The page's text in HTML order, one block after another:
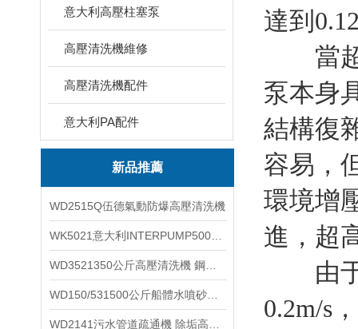
意大利高壓柱塞泵
高壓清洗機維修
高壓清洗機配件
意大利PA配件
新品推薦
WD2515Q伍德氣動防爆高壓清洗機
達到
當超
泵本身
結構復
容易，
環境增
進，超
由于
0.2m/s